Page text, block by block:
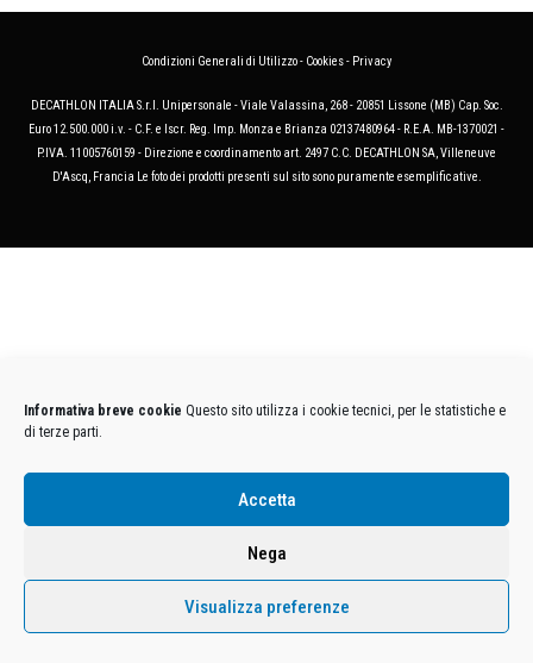
Informativa breve cookie Questo sito utilizza i cookie tecnici, per le statistiche e
di terze parti.
Accetta
Nega
Visualizza preferenze
Condizioni Generali di Utilizzo- Cookies- Privacy
DECATHLON ITALIA S.r.l. Unipersonale - Viale Valassina, 268 - 20851 Lissone (MB) Cap. Soc.
Euro 12.500.000 i.v. - C.F. e Iscr. Reg. Imp. Monza e Brianza 02137480964 - R.E.A. MB-1370021 -
P.IVA. 11005760159 - Direzione e coordinamento art. 2497 C.C. DECATHLON SA, Villeneuve
D'Ascq, Francia Le foto dei prodotti presenti sul sito sono puramente esemplificative.